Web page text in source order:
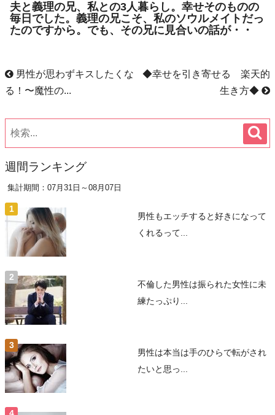
夫と義理の兄、私との3人暮らし。幸せそのものの
毎日でした。義理の兄こそ、私のソウルメイトだっ
たのですから。でも、その兄に見合いの話が・・
男性が思わずキスしたくな
る！〜魔性の...
◆幸せを引き寄せる 楽天的
生き方◆
週間ランキング
集計期間：07月31日～08月07日
男性もエッチすると好きになって
くれるって...
不倫した男性は振られた女性に未
練たっぷり...
男性は本当は手のひらで転がされ
たいと思っ...